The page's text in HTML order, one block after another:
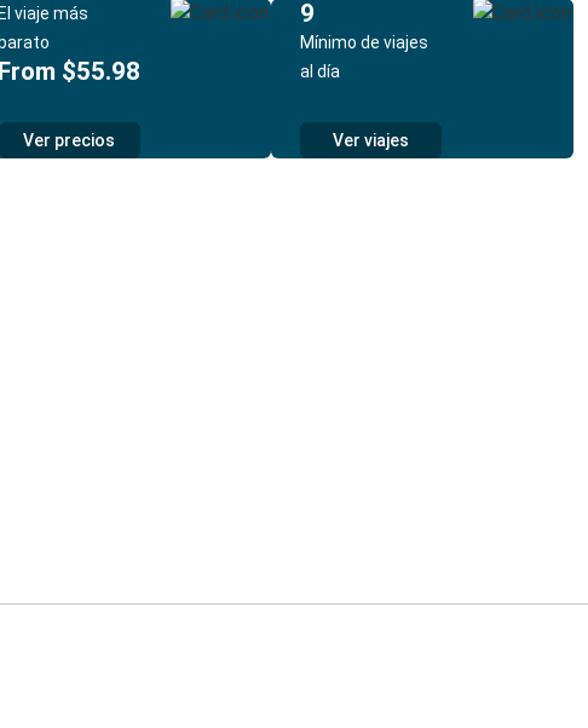
El viaje más
barato
From $55.98
Ver precios
9
Mínimo de viajes
al día
Ver viajes